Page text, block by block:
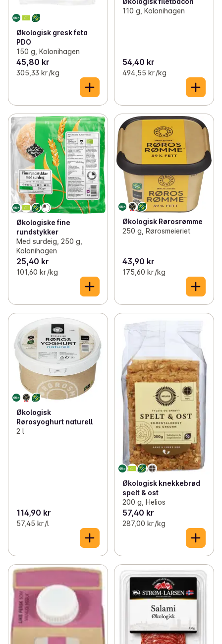
Økologisk gresk feta
PDO
150 g, Kolonihagen
45,80 kr
305,33 kr /kg
110 g, Kolonihagen
54,40 kr
494,55 kr /kg
Økologiske fine
rundstykker
Med surdeig, 250 g,
Kolonihagen
25,40 kr
101,60 kr /kg
Økologisk Rørosrømme
250 g, Rørosmeieriet
43,90 kr
175,60 kr /kg
Økologisk
Rørosyoghurt naturell
2 l
114,90 kr
57,45 kr /l
Økologisk knekkebrød
spelt & ost
200 g, Helios
57,40 kr
287,00 kr /kg